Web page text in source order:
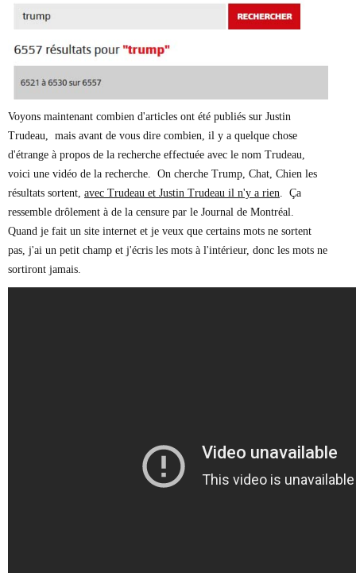
Voyons maintenant combien d'articles ont été publiés sur Justin
Trudeau, mais avant de vous dire combien, il y a quelque chose
d'étrange à propos de la recherche effectuée avec le nom Trudeau,
voici une vidéo de la recherche. On cherche Trump, Chat, Chien les
résultats sortent, avec Trudeau et Justin Trudeau il n'y a rien . Ça
ressemble drôlement à de la censure par le Journal de Montréal.
Quand je fait un site internet et je veux que certains mots ne sortent
pas, j'ai un petit champ et j'écris les mots à l'intérieur, donc les mots ne
sortiront jamais.